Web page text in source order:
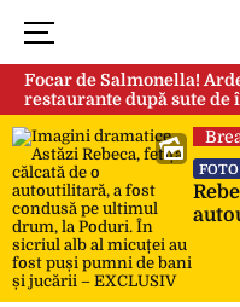
Focar de Salmonella!
restaurante după sute
FOTO